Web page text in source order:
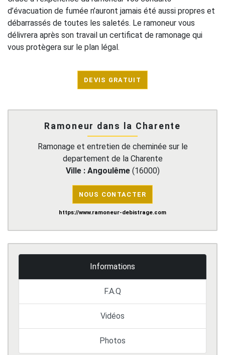
d’évacuation de fumée n’auront jamais été aussi propres et
débarrassés de toutes les saletés. Le ramoneur vous
délivrera après son travail un certificat de ramonage qui
vous protègera sur le plan légal.
DEVIS GRATUIT
Ramoneur dans la Charente
Ramonage et entretien de cheminée sur le
departement de la Charente
Ville : Angoulême(16000)
NOUS CONTACTER
https://www.ramoneur-debistrage.com
Informations
F.A.Q
Vidéos
Photos